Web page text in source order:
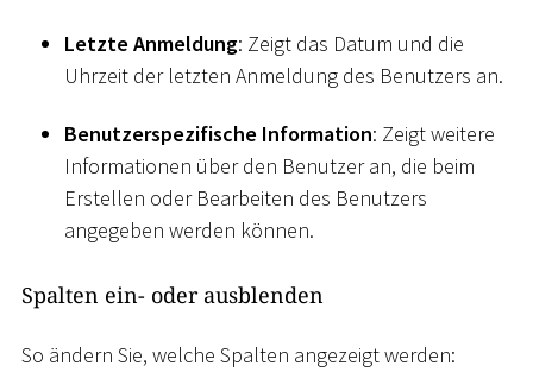
Letzte Anmeldung: Zeigt das Datum und die
Uhrzeit der letzten Anmeldung des Benutzers an.
Benutzerspezifische Information: Zeigt weitere
Informationen über den Benutzer an, die beim
Erstellen oder Bearbeiten des Benutzers
angegeben werden können.
Spalten ein- oder ausblenden
So ändern Sie, welche Spalten angezeigt werden: